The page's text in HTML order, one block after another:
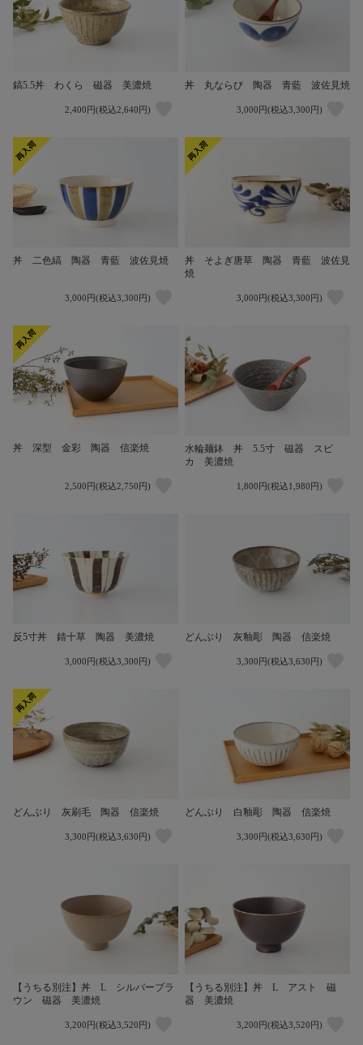
鎬5.5丼 わくら 磁器 美濃焼
2,400円(税込2,640円)
丼 丸ならび 陶器 青藍 波佐見焼
3,000円(税込3,300円)
丼 二色縞 陶器 青藍 波佐見焼
3,000円(税込3,300円)
丼 そよぎ唐草 陶器 青藍 波佐見
焼
3,000円(税込3,300円)
丼 深型 金彩 陶器 信楽焼
2,500円(税込2,750円)
水輪麺鉢 丼 5.5寸 磁器 スピ
カ 美濃焼
1,800円(税込1,980円)
反5寸丼 錆十草 陶器 美濃焼
3,000円(税込3,300円)
どんぶり 灰釉彫 陶器 信楽焼
3,300円(税込3,630円)
どんぶり 灰刷毛 陶器 信楽焼
3,300円(税込3,630円)
どんぶり 白釉彫 陶器 信楽焼
3,300円(税込3,630円)
【うちる別注】丼 L シルバーブラ
ウン 磁器 美濃焼
3,200円(税込3,520円)
【うちる別注】丼 L アスト 磁
器 美濃焼
3,200円(税込3,520円)